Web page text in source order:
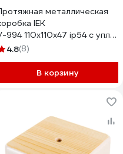
металлическая
IEK
994 110x110x47 ip54 с
100-047-K02-54M
4.8(8)
В корзину